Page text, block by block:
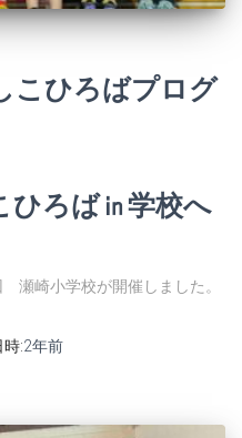
こひろばプログ
ば㏌学校へ
崎小学校が開催しました。
時:2年前